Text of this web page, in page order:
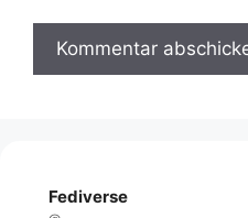
Fediverse